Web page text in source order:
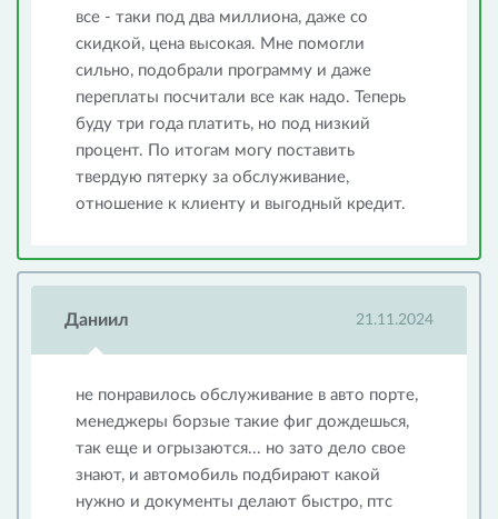
все - таки под два миллиона, даже со
скидкой, цена высокая. Мне помогли
сильно, подобрали программу и даже
переплаты посчитали все как надо. Теперь
буду три года платить, но под низкий
процент. По итогам могу поставить
твердую пятерку за обслуживание,
отношение к клиенту и выгодный кредит.
Даниил 21.11.2024
не понравилось обслуживание в авто порте,
менеджеры борзые такие фиг дождешься,
так еще и огрызаются... но зато дело свое
знают, и автомобиль подбирают какой
нужно и документы делают быстро, птс